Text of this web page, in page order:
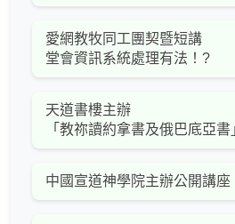
愛網教牧同工團契暨短講
堂會資訊系統處理有法！?
天道書樓主辦
「教祢讀約拿書及俄巴底亞
中國宣道神學院主辦公開講座